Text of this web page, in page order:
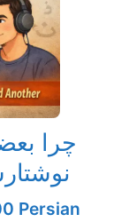
چرا
Persian